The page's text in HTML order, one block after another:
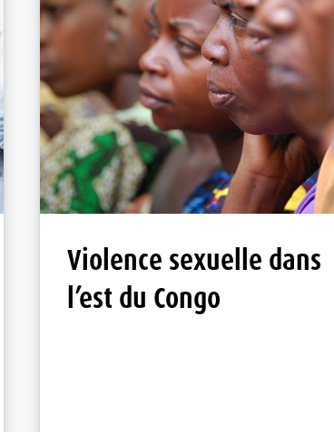
Violence sexuelle dans
l’est du Congo